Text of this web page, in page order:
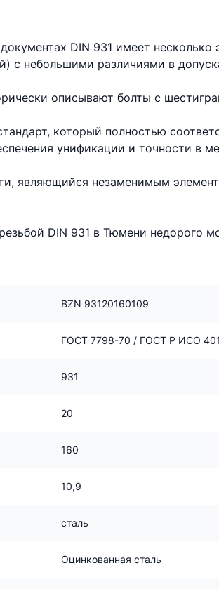
DIN 931 имеет
с небольшими различиями в
описывают болты с
который полностью
унификации и точности в
являющийся незаменимым
DIN 931 в Тюмени недорого
BZN 93120160109
ГОСТ 7798-70 / ГОСТ Р ИСО
931
20
160
10,9
сталь
Оцинкованная сталь